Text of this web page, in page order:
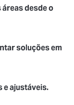
desde o
soluções em
e ajustáveis.